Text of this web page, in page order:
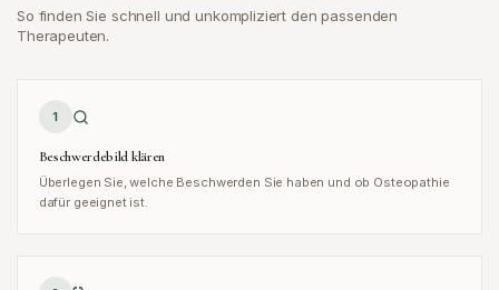
So finden Sie schnell und unkompliziert den passenden
Therapeuten.
1
Beschwerdebild klären
Überlegen Sie, welche Beschwerden Sie haben und ob Osteopathie
dafür geeignet ist.